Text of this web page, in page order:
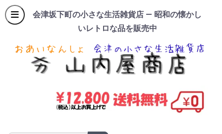
会津坂下町の小さな生活雑貨店 — 昭和の懐かし
いレトロな品を販売中